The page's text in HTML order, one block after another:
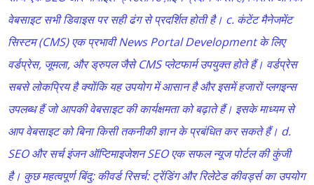
वेबसाइट सभी डिवाइस पर सही ढंग से प्रदर्शित होती है। c. कंटेंट मैनेजमेंट
सिस्टम (CMS) एक प्रभावी News Portal Development के लिए
वर्डप्रेस, जूमला, और ड्रुपल जैसे CMS प्लेटफार्म उपयुक्त होते हैं। वर्डप्रेस
सबसे लोकप्रिय है क्योंकि यह उपयोग में आसान है और इसमें हजारों प्लगइन्स
उपलब्ध हैं जो आपकी वेबसाइट की कार्यक्षमता को बढ़ाते हैं। इसके माध्यम से
आप वेबसाइट को बिना किसी तकनीकी ज्ञान के प्रबंधित कर सकते हैं। d.
SEO और सर्च इंजन ऑप्टिमाइजेशन SEO एक सफल न्यूज पोर्टल की कुंजी
है। कुछ महत्वपूर्ण बिंदु: कीवर्ड रिसर्च: ट्रेंडिंग और रिलेटेड कीवर्ड्स का उपयोग